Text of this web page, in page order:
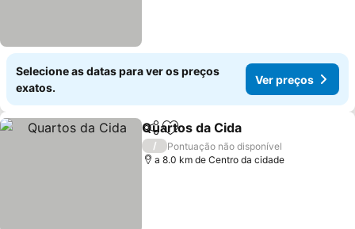
Selecione as datas para ver os preços
exatos.
Ver preços
PartilharAdicionar aos favoritos
Quartos da Cida
/
Pontuação não disponível
a 8.0 km de Centro da cidade